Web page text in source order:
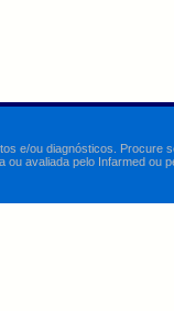
e/ou diagnósticos.
avaliada pelo Infarmed ou